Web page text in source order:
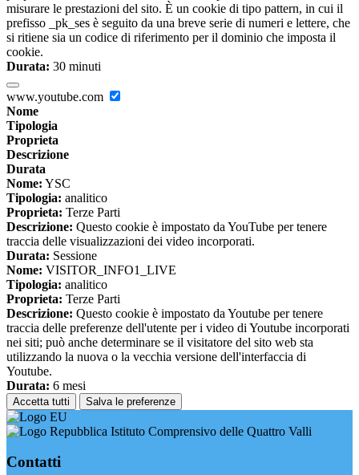
misurare le prestazioni del sito. È un cookie di tipo pattern, in cui il
prefisso _pk_ses è seguito da una breve serie di numeri e lettere, che
si ritiene sia un codice di riferimento per il dominio che imposta il
cookie.
Durata: 30 minuti
www.youtube.com
Nome
Tipologia
Proprieta
Descrizione
Durata
Nome: YSC
Tipologia: analitico
Proprieta: Terze Parti
Descrizione: Questo cookie è impostato da YouTube per tenere
traccia delle visualizzazioni dei video incorporati.
Durata: Sessione
Nome: VISITOR_INFO1_LIVE
Tipologia: analitico
Proprieta: Terze Parti
Descrizione: Questo cookie è impostato da Youtube per tenere
traccia delle preferenze dell'utente per i video di Youtube incorporati
nei siti; può anche determinare se il visitatore del sito web sta
utilizzando la nuova o la vecchia versione dell'interfaccia di
Youtube.
Durata: 6 mesi
Accetta tutti Salva le preferenze
Istituto Comprensivo delle Quattro Valli
Contatti